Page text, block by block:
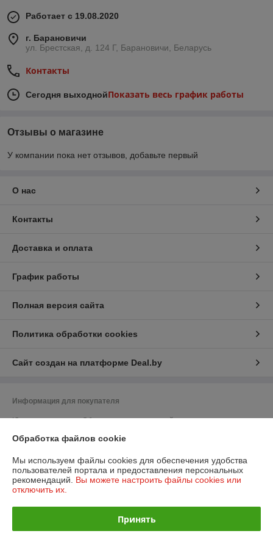
Работает с 19.08.2020
г. Барановичи
ул. Брестская, д. 124 Г, Барановичи, Беларусь
Контакты
Сегодня выходнойПоказать весь график работы
Отзывы о магазине
У компании пока нет отзывов, добавьте первый
О нас
Контакты
Доставка и оплата
График работы
Полная версия сайта
Политика обработки cookies
Сайт создан на платформе Deal.by
Информация для покупателя
Юридическое лицо:Общество с ограниченной ответственностью
220036, Республика Беларусь, г. Минск, Бетонный проезд, дом 19а,
Регистрационный номер ЕГР: 193257545
УНП: 193257545
Регистрационный орган: Минский горисполком
Дата регистрации компании: 22.05.2019
Обработка файлов cookie
Мы используем файлы cookies для обеспечения удобства
пользователей портала и предоставления персональных
рекомендаций. Вы можете настроить файлы cookies или
отключить их.
Принять